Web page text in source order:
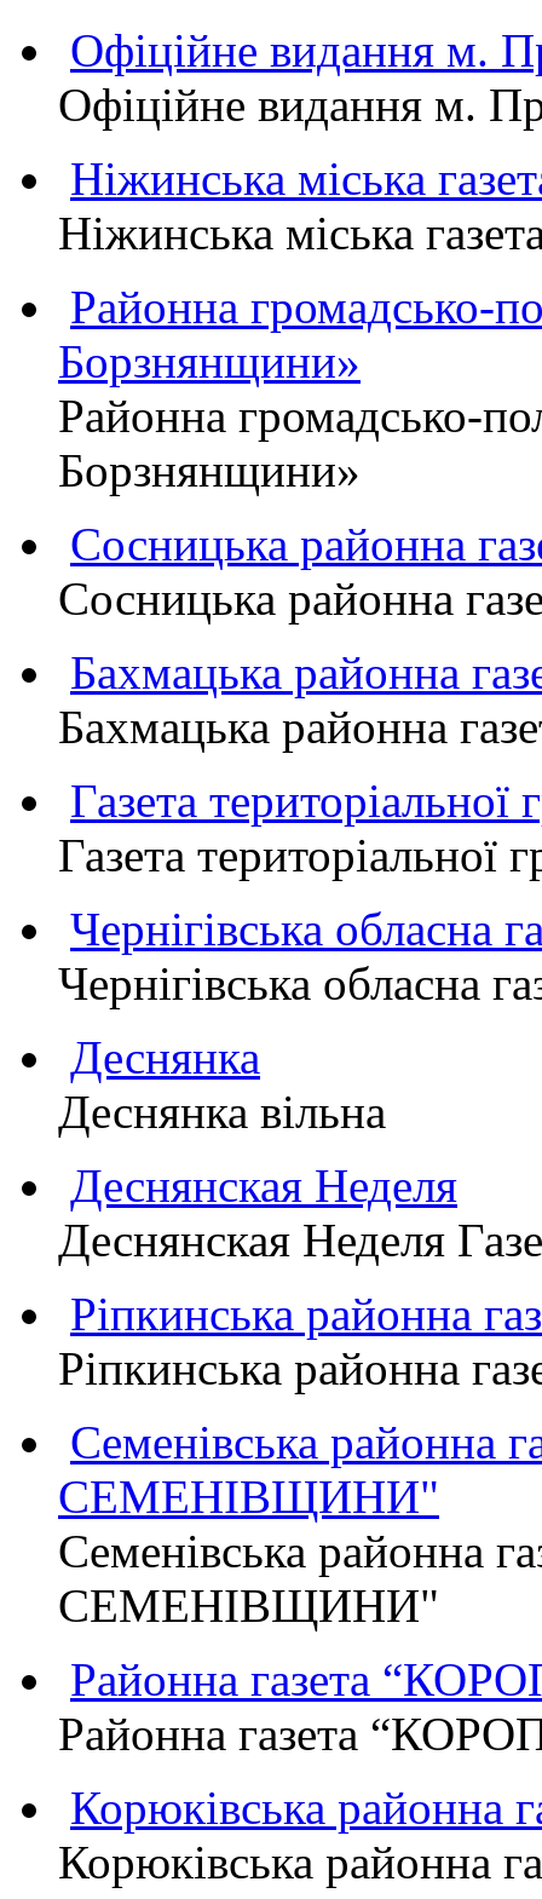
Офіційне видання
Офіційне видання м.
Ніжинська міська
Ніжинська міська
Районна громадсько-
Борзнянщини»
Районна громадсько-
Борзнянщини»
Сосницька районна
Сосницька районна
Бахмацька районна
Бахмацька районна
Газета
Газета
Чернігівська обласна
Чернігівська обласна
Деснянка
Деснянка вільна
Деснянская Неделя
Деснянская Неделя
Ріпкинська районна
Ріпкинська районна
Семенівська районна
СЕМЕНІВЩИНИ"
Семенівська районна
СЕМЕНІВЩИНИ"
Районна газета
Районна газета
Корюківська районна
Корюківська районна